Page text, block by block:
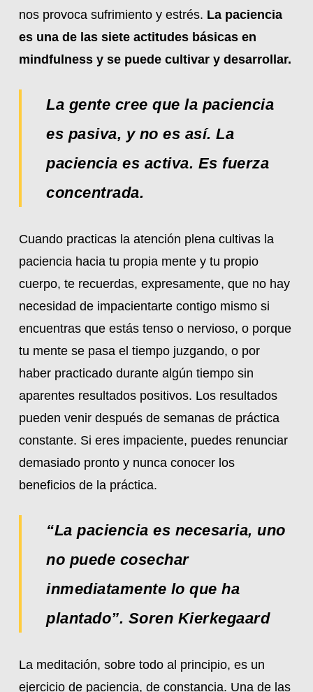
nos provoca sufrimiento y estrés. La paciencia
es una de las siete actitudes básicas en
mindfulness y se puede cultivar y desarrollar.
La gente cree que la paciencia
es pasiva, y no es así. La
paciencia es activa. Es fuerza
concentrada.
Cuando practicas la atención plena cultivas la
paciencia hacia tu propia mente y tu propio
cuerpo, te recuerdas, expresamente, que no hay
necesidad de impacientarte contigo mismo si
encuentras que estás tenso o nervioso, o porque
tu mente se pasa el tiempo juzgando, o por
haber practicado durante algún tiempo sin
aparentes resultados positivos. Los resultados
pueden venir después de semanas de práctica
constante. Si eres impaciente, puedes renunciar
demasiado pronto y nunca conocer los
beneficios de la práctica.
“La paciencia es necesaria, uno
no puede cosechar
inmediatamente lo que ha
plantado”. Soren Kierkegaard
La meditación, sobre todo al principio, es un
ejercicio de paciencia, de constancia. Una de las